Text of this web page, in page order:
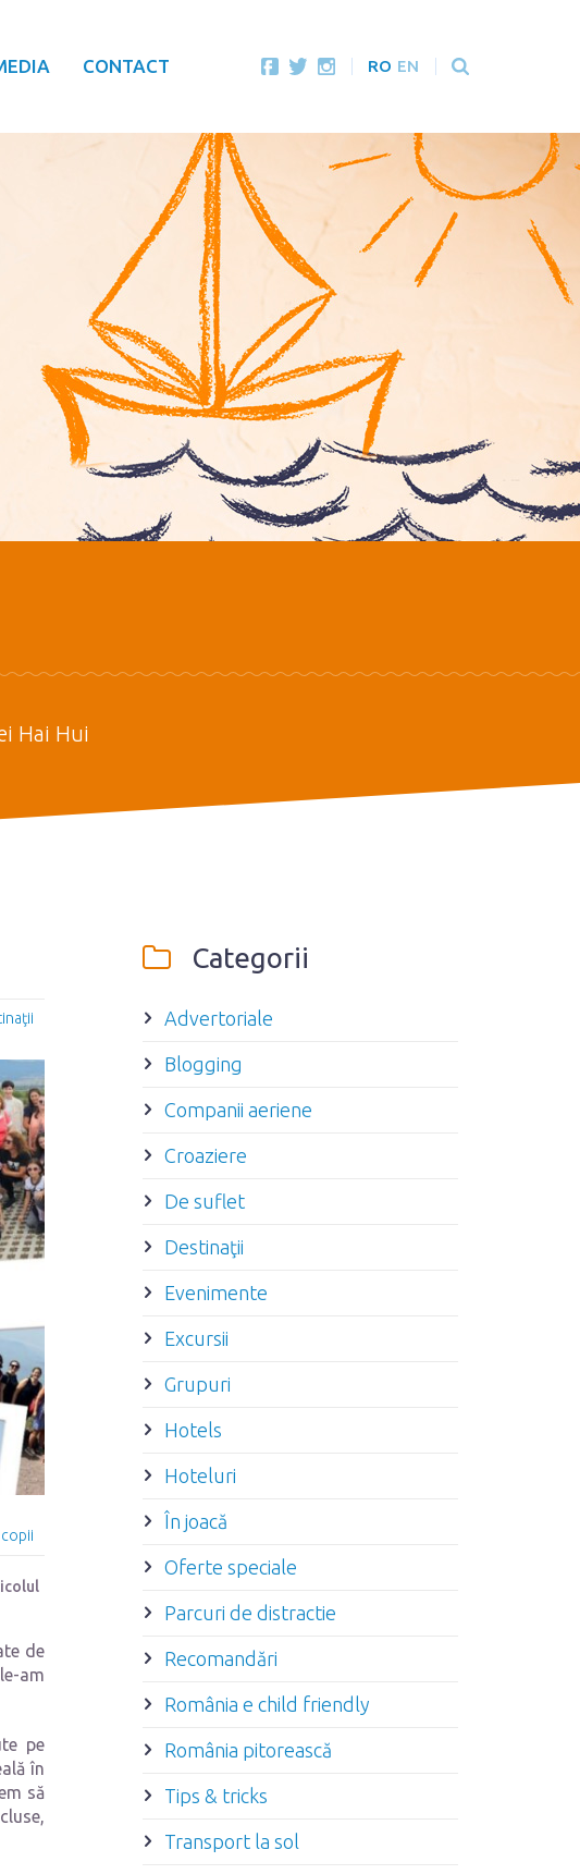
CONTACT RO EN
Hai Hui
de
am
pe
în
să
Categorii
Advertoriale
Blogging
Companii aeriene
Croaziere
De suflet
Destinaţii
Evenimente
Excursii
Grupuri
Hotels
Hoteluri
În joacă
Oferte speciale
Parcuri de distractie
Recomandări
România e child friendly
România pitorească
Tips & tricks
Transport la sol